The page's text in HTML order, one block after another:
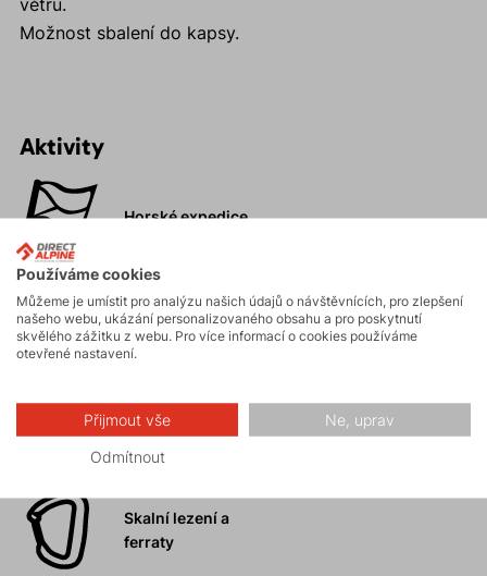
větru.
Možnost sbalení do kapsy.
Aktivity
Horské expedice
Ledolezení
Turistika
Skalní lezení a
ferraty
Používáme cookies
Můžeme je umístit pro analýzu našich údajů o návštěvnících, pro zlepšení
našeho webu, ukázání personalizovaného obsahu a pro poskytnutí
skvělého zážitku z webu. Pro více informací o cookies používáme
otevřené nastavení.
Přijmout vše Ne, uprav
Odmítnout